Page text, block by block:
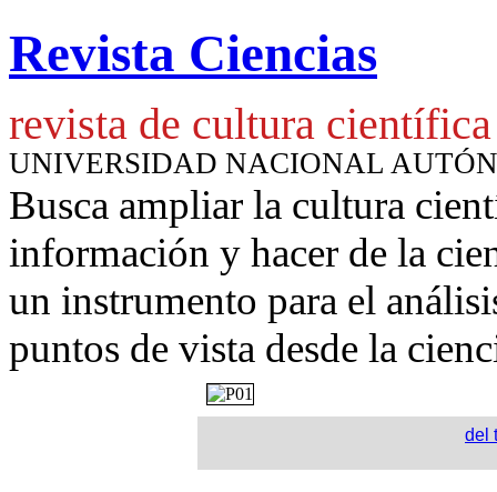
Revista Ciencias
revista de cultura científica
UNIVERSIDAD NACIONAL
Busca ampliar la cultura
información y hacer de la
un instrumento para el
puntos de vista desde la
del